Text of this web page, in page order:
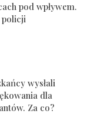
pod wpływem.
policji
wysłali
dla
Za co?